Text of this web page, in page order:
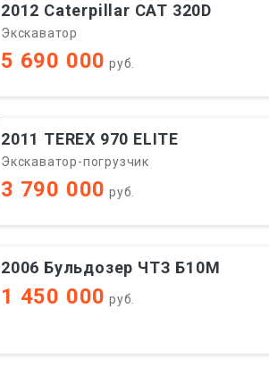
2012 Caterpillar CAT 320D
Экскаватор
5 690 000 руб.
2011 TEREX 970 ELITE
Экскаватор-погрузчик
3 790 000 руб.
2006 Бульдозер ЧТЗ Б10М
1 450 000 руб.